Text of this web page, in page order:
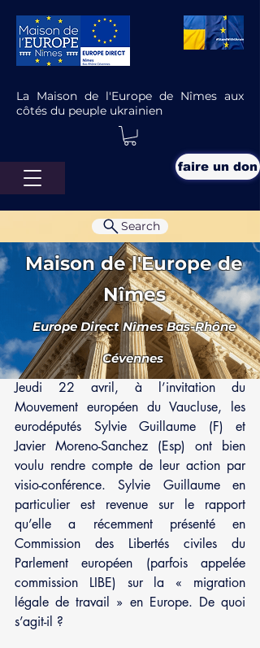
La Maison de l'Europe de Nîmes aux
côtés du peuple ukrainien
faire un don
Maison de l'Europe de
Nîmes
Europe Direct Nîmes Bas-Rhône
Cévennes
Search
L’Europe et la migration légale
de travail
Jeudi 22 avril, à l’invitation du
Mouvement européen du Vaucluse, les
eurodéputés Sylvie Guillaume (F) et
Javier Moreno-Sanchez (Esp) ont bien
voulu rendre compte de leur action par
visio-conférence. Sylvie Guillaume en
particulier est revenue sur le rapport
qu’elle a récemment présenté en
Commission des Libertés civiles du
Parlement européen (parfois appelée
commission LIBE) sur la « migration
légale de travail » en Europe. De quoi
s’agit-il ?